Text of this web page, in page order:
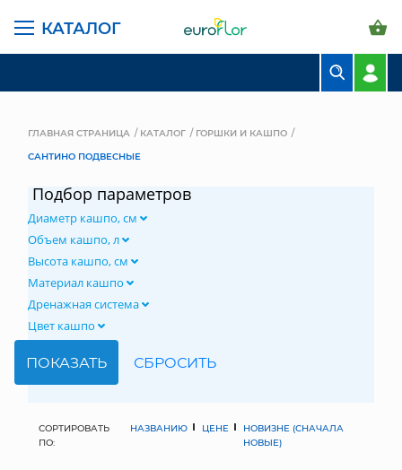
КАТАЛОГ
СВАДЕБНАЯ ФЛОРИСТИКА
МЯГКИЕ ИГРУШКИ
ГЛАВНАЯ СТРАНИЦА КАТАЛОГ
ГОРШКИ И КАШПО
САНТИНО ПОДВЕСНЫЕ
Подбор параметров
Диаметр кашпо, см
Объем кашпо, л
Высота кашпо, см
Материал кашпо
Дренажная система
Цвет кашпо
СОРТИРОВАТЬ
ПО:
НАЗВАНИЮ ЦЕНЕ
НОВИЗНЕ (СНАЧАЛА
НОВЫЕ)